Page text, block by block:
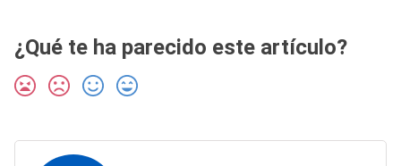
¿Qué te ha parecido este artículo?